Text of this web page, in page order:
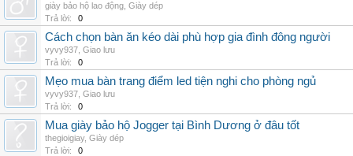
giày bảo hộ lao động Giày dép
Trả lời:
0
Cách chọn bàn ăn kéo dài phù hợp gia đình đông người
vyvy937 Giao lưu
Trả lời:
0
Mẹo mua bàn trang điểm led tiện nghi cho phòng ngủ
vyvy937 Giao lưu
Trả lời:
0
Mua giày bảo hộ Jogger tại Bình Dương ở đâu tốt
thegioigiay, Giày dép
Trả lời:
0